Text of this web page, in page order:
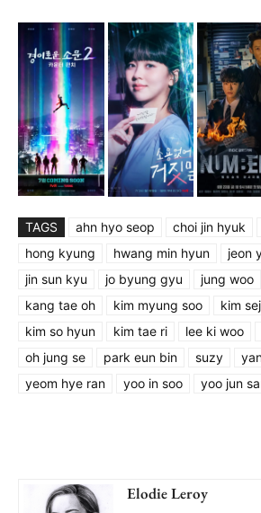
TAGS ahn hyo seop choi jin hyuk
hong kyung
hwang min hyun
jeon
jin sun kyu
jo byung gyu jung woo
kang tae oh
kim myung soo
kim
kim so hyun
kim tae ri lee ki woo
oh jung se
park eun bin suzy
yeom hye ran
yoo in soo yoo jun
Elodie Leroy